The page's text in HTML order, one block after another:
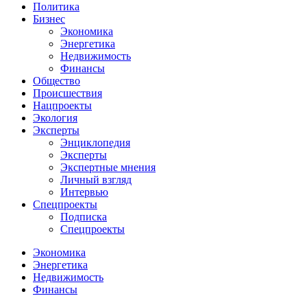
Политика
Бизнес
Экономика
Энергетика
Недвижимость
Финансы
Общество
Происшествия
Нацпроекты
Экология
Эксперты
Энциклопедия
Эксперты
Экспертные мнения
Личный взгляд
Интервью
Спецпроекты
Подписка
Спецпроекты
Экономика
Энергетика
Недвижимость
Финансы